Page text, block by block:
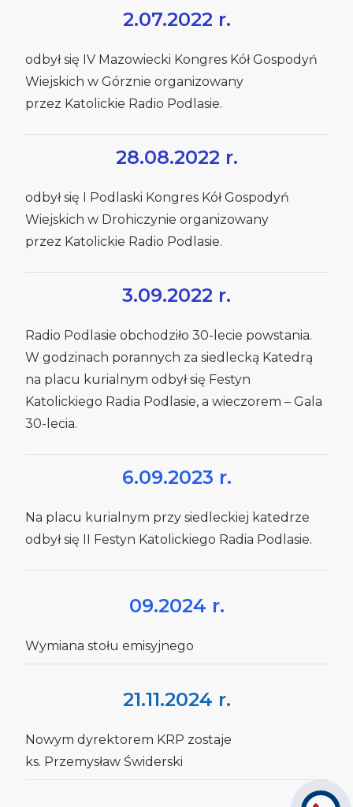
2.07.2022 r.
odbył się IV Mazowiecki Kongres Kół Gospodyń
Wiejskich w Górznie organizowany
przez Katolickie Radio Podlasie.
28.08.2022 r.
odbył się I Podlaski Kongres Kół Gospodyń
Wiejskich w Drohiczynie organizowany
przez Katolickie Radio Podlasie.
3.09.2022 r.
Radio Podlasie obchodziło 30-lecie powstania.
W godzinach porannych za siedlecką Katedrą
na placu kurialnym odbył się Festyn
Katolickiego Radia Podlasie, a wieczorem – Gala
30-lecia.
6.09.2023 r.
Na placu kurialnym przy siedleckiej katedrze
odbył się II Festyn Katolickiego Radia Podlasie.
09.2024 r.
Wymiana stołu emisyjnego
21.11.2024 r.
Nowym dyrektorem KRP zostaje
ks. Przemysław Świderski